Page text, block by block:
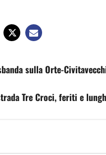
sulla Orte-
Tre Croci, feriti e